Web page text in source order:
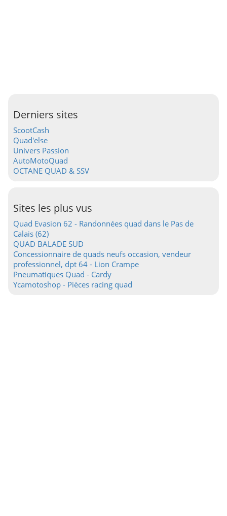
Derniers sites
ScootCash
Quad'else
Univers Passion
AutoMotoQuad
OCTANE QUAD & SSV
Sites les plus vus
Quad Evasion 62 - Randonnées quad dans le Pas de
Calais (62)
QUAD BALADE SUD
Concessionnaire de quads neufs occasion, vendeur
professionnel, dpt 64 - Lion Crampe
Pneumatiques Quad - Cardy
Ycamotoshop - Pièces racing quad